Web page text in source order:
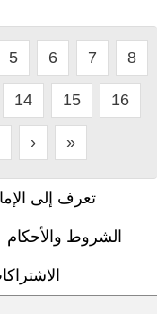
5 6 7 8
14 15 16
› »
تعرف إلى
الشروط والأحكام